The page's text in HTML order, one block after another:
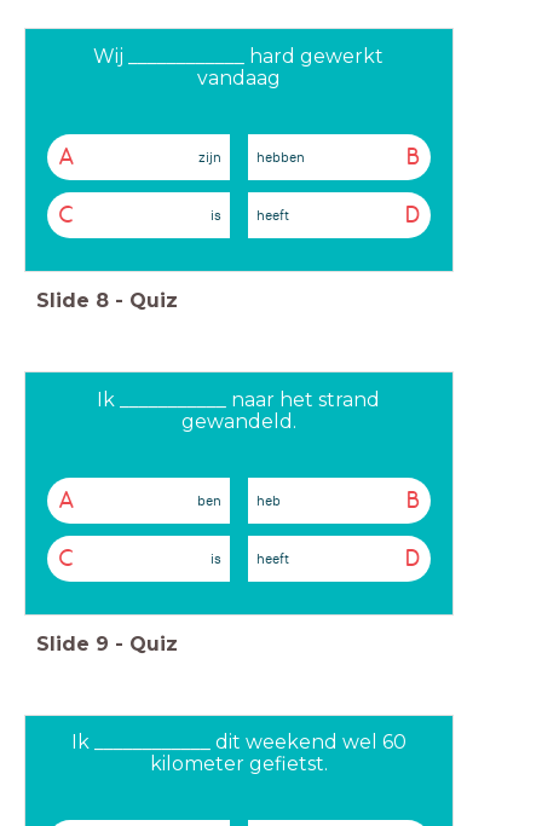
Wij ____________ hard gewerkt
vandaag
A zijn B
hebben
C is D
heeft
Slide 8 - Quiz
Ik ___________ naar het strand
gewandeld.
A ben B
heb
C is D
heeft
Slide 9 - Quiz
Ik ____________ dit weekend wel 60
kilometer gefietst.